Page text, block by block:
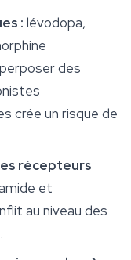
: lévodopa,
des
crée un risque de
récepteurs
et
au niveau des